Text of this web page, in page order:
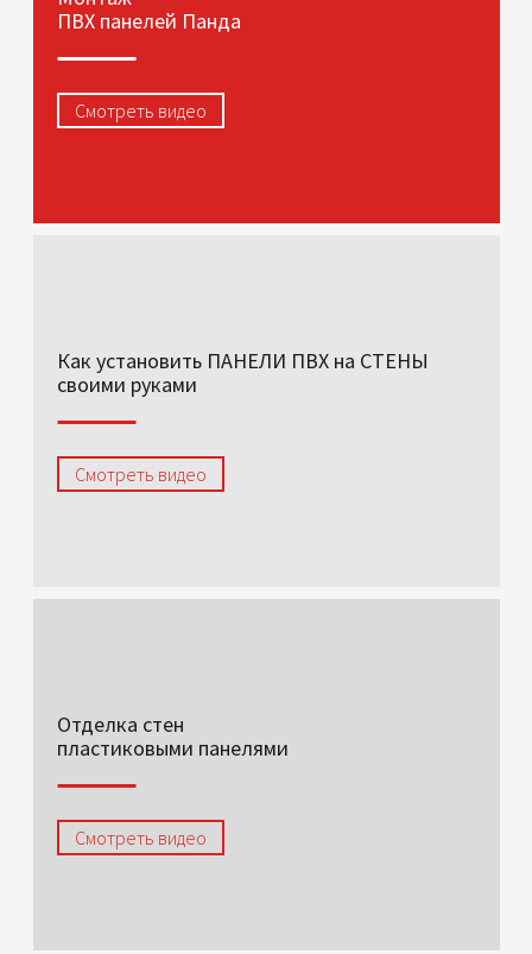
ПВХ панелей Панда
Смотреть видео
Как установить ПАНЕЛИ ПВХ на СТЕНЫ
своими руками
Смотреть видео
Отделка стен
пластиковыми панелями
Смотреть видео